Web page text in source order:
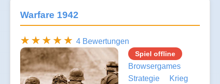
Warfare 1942
4 Bewertungen
Spiel offline
Browsergames
Strategie
Krieg